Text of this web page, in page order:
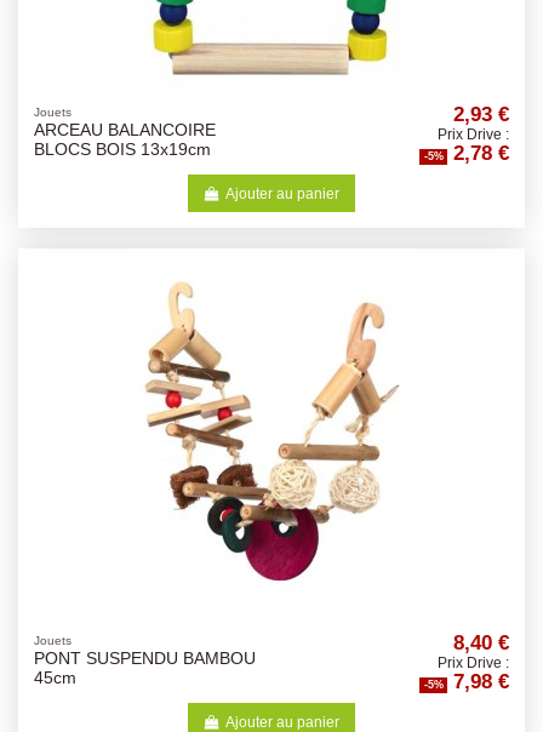
Jouets
ARCEAU BALANCOIRE
BLOCS BOIS 13x19cm
2,93 €
Prix Drive :
-5% 2,78 €
Ajouter au panier
Jouets
PONT SUSPENDU BAMBOU
45cm
8,40 €
Prix Drive :
-5% 7,98 €
Ajouter au panier